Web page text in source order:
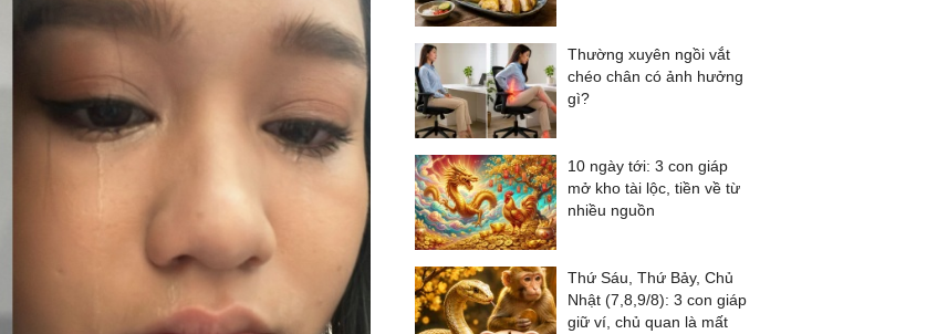
Thường xuyên ngồi vắt
chéo chân có ảnh hưởng
gì?
10 ngày tới: 3 con giáp
mở kho tài lộc, tiền về từ
nhiều nguồn
Thứ Sáu, Thứ Bảy, Chủ
Nhật (7,8,9/8): 3 con giáp
giữ ví, chủ quan là mất